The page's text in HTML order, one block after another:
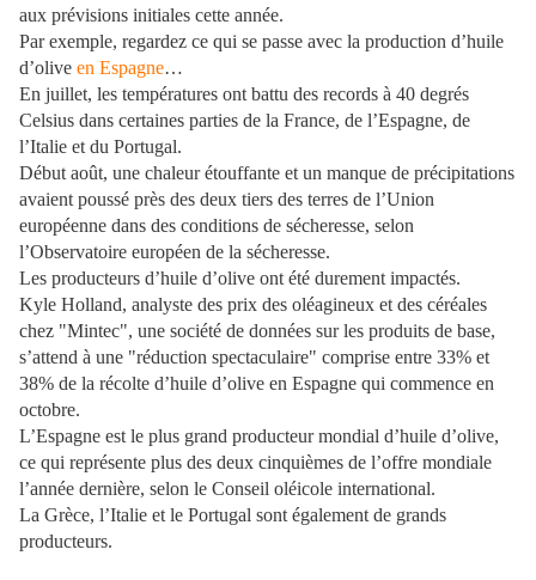
aux prévisions initiales cette année.
Par exemple, regardez ce qui se passe avec la production d’huile
d’olive en Espagne…
En juillet, les températures ont battu des records à 40 degrés
Celsius dans certaines parties de la France, de l’Espagne, de
l’Italie et du Portugal.
Début août, une chaleur étouffante et un manque de précipitations
avaient poussé près des deux tiers des terres de l’Union
européenne dans des conditions de sécheresse, selon
l’Observatoire européen de la sécheresse.
Les producteurs d’huile d’olive ont été durement impactés.
Kyle Holland, analyste des prix des oléagineux et des céréales
chez "Mintec", une société de données sur les produits de base,
s’attend à une "réduction spectaculaire" comprise entre 33% et
38% de la récolte d’huile d’olive en Espagne qui commence en
octobre.
L’Espagne est le plus grand producteur mondial d’huile d’olive,
ce qui représente plus des deux cinquièmes de l’offre mondiale
l’année dernière, selon le Conseil oléicole international.
La Grèce, l’Italie et le Portugal sont également de grands
producteurs.